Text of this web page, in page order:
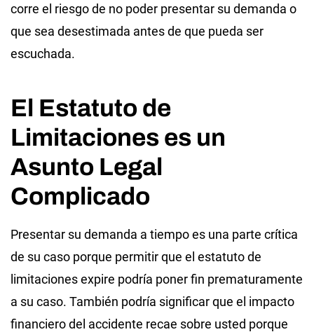
corre el riesgo de no poder presentar su demanda o
que sea desestimada antes de que pueda ser
escuchada.
El Estatuto de
Limitaciones es un
Asunto Legal
Complicado
Presentar su demanda a tiempo es una parte crítica
de su caso porque permitir que el estatuto de
limitaciones expire podría poner fin prematuramente
a su caso. También podría significar que el impacto
financiero del accidente recae sobre usted porque